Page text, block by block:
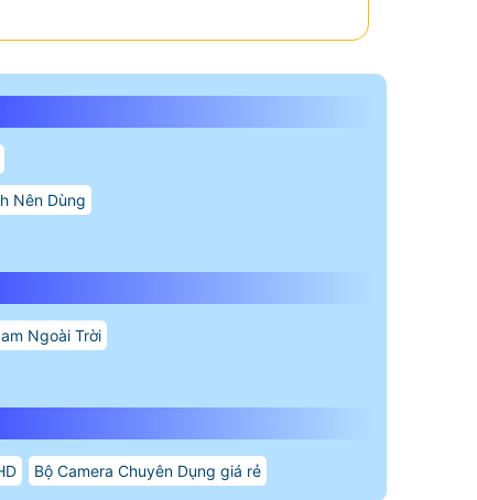
Nên Dùng
Ngoài Trời
Bộ Camera Chuyên Dụng giá rẻ